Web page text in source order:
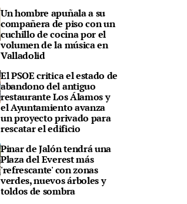
Un hombre apuñala a su
compañera de piso con un
cuchillo de cocina por el
volumen de la música en
Valladolid
El PSOE critica el estado de
abandono del antiguo
restaurante Los Álamos y
el Ayuntamiento avanza
un proyecto privado para
rescatar el edificio
Pinar de Jalón tendrá una
Plaza del Everest más
'refrescante' con zonas
verdes, nuevos árboles y
toldos de sombra